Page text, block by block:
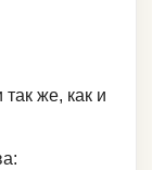
же, как и